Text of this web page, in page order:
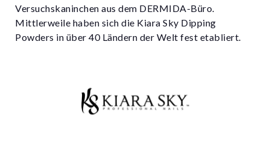
Versuchskaninchen aus dem DERMIDA-Büro.
Mittlerweile haben sich die Kiara Sky Dipping
Powders in über 40 Ländern der Welt fest etabliert.